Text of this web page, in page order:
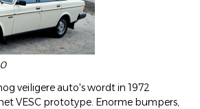
veiligere auto's wordt in 1972
VESC prototype. Enorme bumpers,